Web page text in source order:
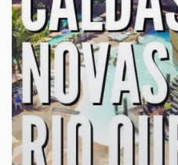
profissional
A partir de:sob-consulta
» Veja mais...